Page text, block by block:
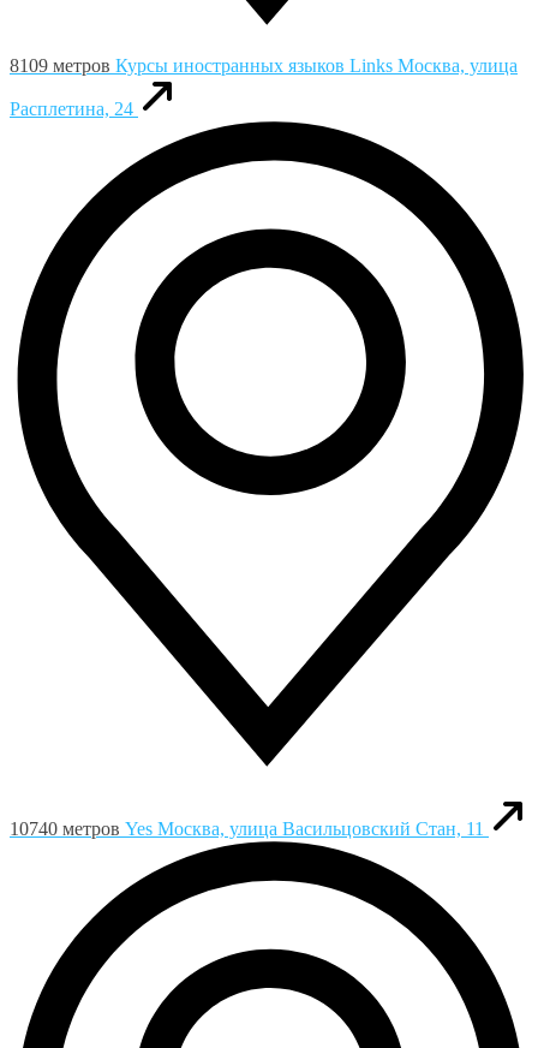
8109 метров Курсы иностранных языков Links Москва, улица
Расплетина, 24
10740 метров Yes Москва, улица Васильцовский Стан, 11